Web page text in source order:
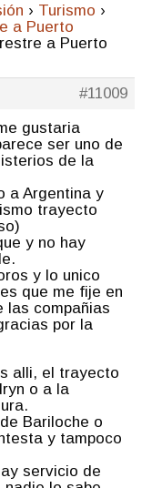
› Turismo ›
a Puerto
a Puerto
#11009
gustaria
ser uno de
de la
a Argentina y
trayecto
y no hay
y lo unico
que me fije en
las compañias
por la
alli, el trayecto
o a la
Bariloche o
y tampoco
servicio de